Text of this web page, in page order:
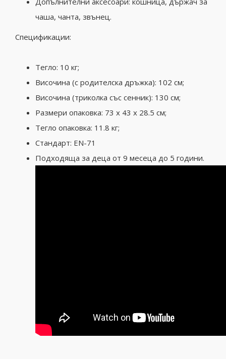
чаша, чанта, звънец.
Спецификации:
Тегло: 10 кг;
Височина (с родителска дръжка): 102 см;
Височина (триколка със сенник): 130 см;
Размери опаковка: 73 x 43 x 28.5 см;
Тегло опаковка: 11.8 кг;
Стандарт: EN-71
Подходяща за деца от 9 месеца до 5 години.